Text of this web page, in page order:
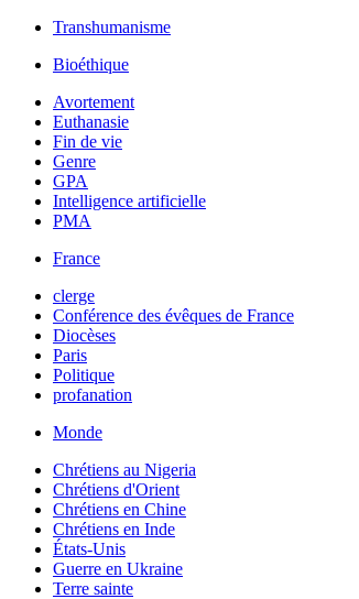
Transhumanisme
Bioéthique
Avortement
Euthanasie
Fin de vie
Genre
GPA
Intelligence artificielle
PMA
France
clerge
Conférence des évêques de France
Diocèses
Paris
Politique
profanation
Monde
Chrétiens au Nigeria
Chrétiens d'Orient
Chrétiens en Chine
Chrétiens en Inde
États-Unis
Guerre en Ukraine
Terre sainte